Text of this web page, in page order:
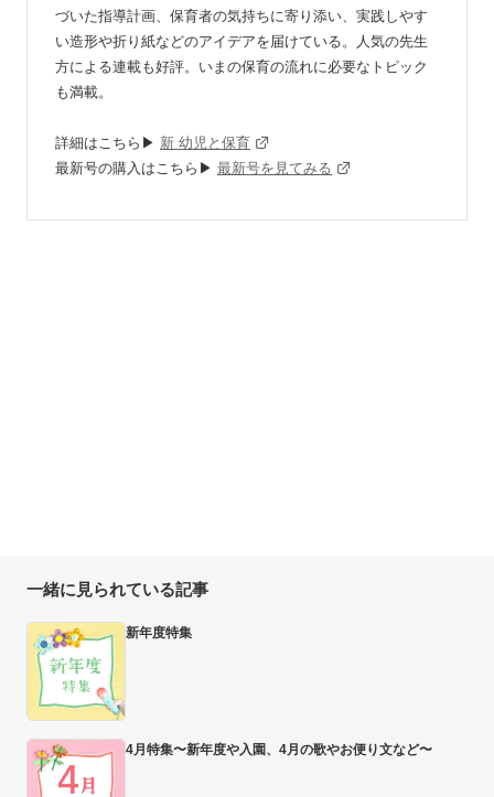
づいた指導計画、保育者の気持ちに寄り添い、実践しやす
い造形や折り紙などのアイデアを届けている。人気の先生
方による連載も好評。いまの保育の流れに必要なトピック
も満載。
詳細はこちら▶ 新 幼児と保育
最新号の購入はこちら▶ 最新号を見てみる
一緒に見られている記事
新年度特集
4月特集〜新年度や入園、4月の歌やお便り文など〜